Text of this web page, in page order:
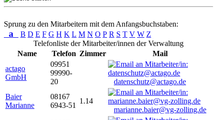
Sprung zu den Mitarbeitern mit dem Anfangsbuchstaben:
a B D E F G H K L M N O P R S T V W Z
Telefonliste der Mitarbeiter/innen der Verwaltung
Name
Telefon Zimmer
Mail
actago
GmbH
09951
99990-
20
datenschutz@actago.de
Baier
Marianne
08167
6943-51
1.14
marianne.baier@vg-zolling.de